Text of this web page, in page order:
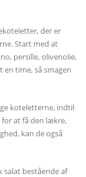
der er
Start med at
persille, olivenolie,
en time, så smagen
koteletterne, indtil
for at få den lækre,
kan de også
salat bestående af